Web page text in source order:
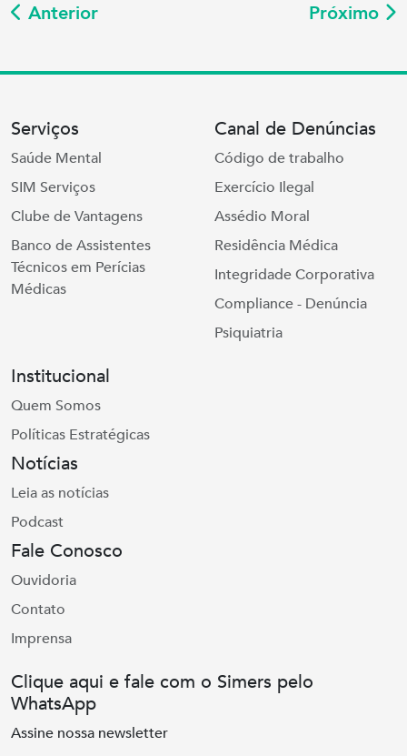
Anterior Próximo
Serviços
Saúde Mental
SIM Serviços
Clube de Vantagens
Banco de Assistentes
Técnicos em Perícias
Médicas
Canal de Denúncias
Código de trabalho
Exercício Ilegal
Assédio Moral
Residência Médica
Integridade Corporativa
Compliance - Denúncia
Psiquiatria
Institucional
Quem Somos
Políticas Estratégicas
Notícias
Leia as notícias
Podcast
Fale Conosco
Ouvidoria
Contato
Imprensa
Clique aqui e fale com o Simers pelo
WhatsApp
Assine nossa newsletter